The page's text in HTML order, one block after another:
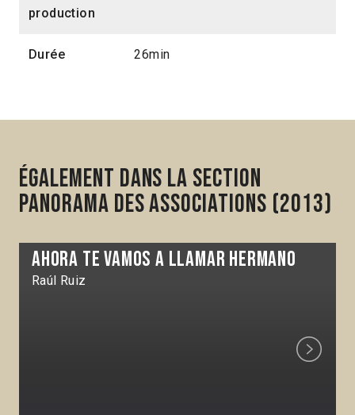
production
Durée 26min
Également dans la section
Panorama des associations (2013)
Ahora te vamos a llamar hermano
Raúl Ruiz
Next